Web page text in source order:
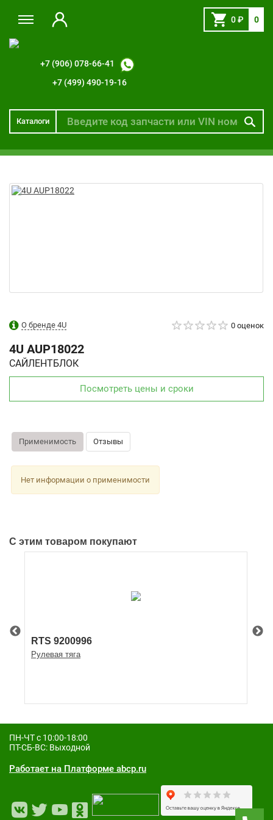
0₽ 0
+7 (906) 078-66-41
+7 (499) 490-19-16
Каталоги
О бренде 4U 0 оценок
4U AUP18022
САЙЛЕНТБЛОК
Посмотреть цены и сроки
Применимость Отзывы
Нет информации о применимости
С этим товаром покупают
RTS 9200996
Рулевая тяга
ПН-ЧТ с 10:00-18:00
ПТ-СБ-ВС: Выходной
Работает на Платформе abcp.ru